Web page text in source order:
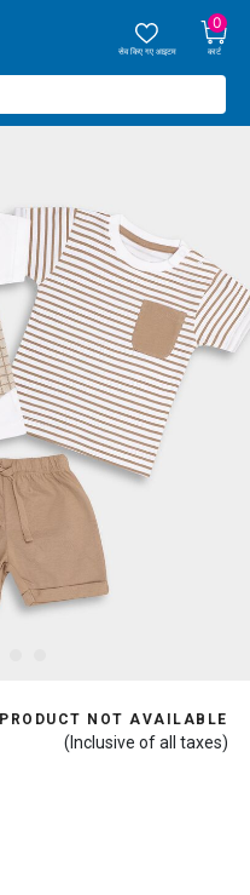
सेव किए गए आइटम
0
कार्ट
PRODUCT NOT AVAILABLE
(Inclusive of all taxes)